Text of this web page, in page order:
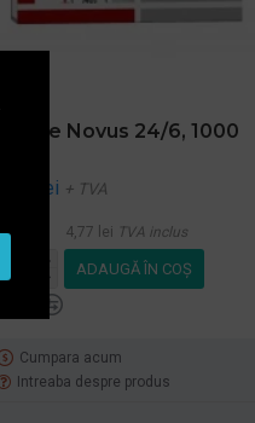
Capse Novus 24/6, 1000
3,94 lei + TVA
4,77 lei TVA inclus
ADAUGĂ ÎN COŞ
Cumpara acum
Intreaba despre produs